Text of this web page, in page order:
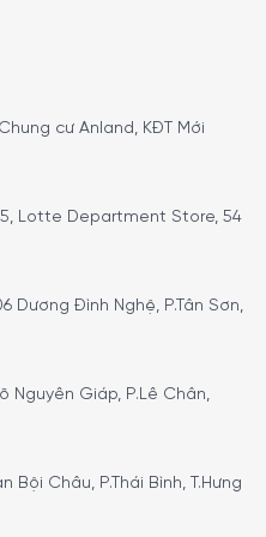
cư Anland, KĐT Mới
5, Lotte Department Store, 54
Dương Đình Nghệ, P.Tân Sơn,
Nguyên Giáp, P.Lê Chân,
Bội Châu, P.Thái Bình, T.Hưng